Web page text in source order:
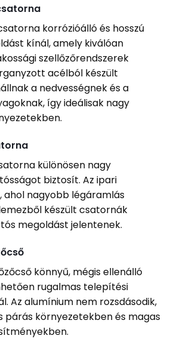
korrózióálló és hosszú
kínál, amely kiválóan
szellőzőrendszerek
acélból készült
a nedvességnek és a
így ideálisak nagy
különösen nagy
biztosít. Az ipari
nagyobb légáramlás
készült csatornák
megoldást jelentenek.
könnyű, mégis ellenálló
rugalmas telepítési
Az alumínium nem rozsdásodik,
párás környezetekben és magas